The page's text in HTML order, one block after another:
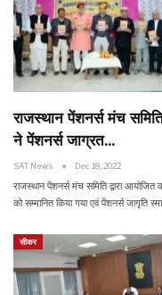
राजस्थान पेंशनर्स मंच
ने पेंशनर्स जाग्रत…
SAT News Dec 18, 2022
राजस्थान पेंशनर्स मंच समिति द्वारा
को सम्मानित किया गया एवं पेंशनर्स जागृति
सीकर